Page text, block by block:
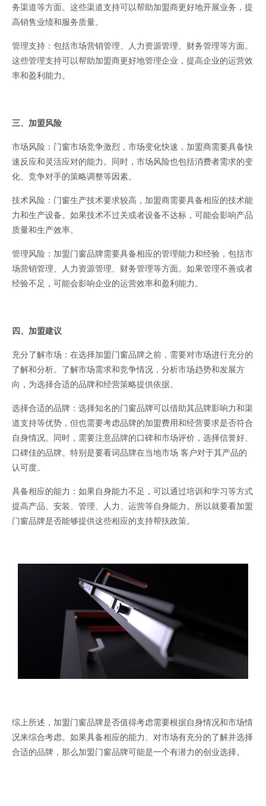
务渠道等方面。这些渠道支持可以帮助加盟商更好地开展业务，提
高销售业绩和服务质量。
管理支持：包括市场营销管理、人力资源管理、财务管理等方面。
这些管理支持可以帮助加盟商更好地管理企业，提高企业的运营效
率和盈利能力。
三、加盟风险
市场风险：门窗市场竞争激烈，市场变化快速，加盟商需要具备快
速反应和灵活应对的能力。同时，市场风险也包括消费者需求的变
化、竞争对手的策略调整等因素。
技术风险：门窗生产技术要求较高，加盟商需要具备相应的技术能
力和生产设备。如果技术不过关或者设备不达标，可能会影响产品
质量和生产效率。
管理风险：加盟门窗品牌需要具备相应的管理能力和经验，包括市
场营销管理、人力资源管理、财务管理等方面。如果管理不善或者
经验不足，可能会影响企业的运营效率和盈利能力。
四、加盟建议
充分了解市场：在选择加盟门窗品牌之前，需要对市场进行充分的
了解和分析。了解市场需求和竞争情况，分析市场趋势和发展方
向，为选择合适的品牌和经营策略提供依据。
选择合适的品牌：选择知名的门窗品牌可以借助其品牌影响力和渠
道支持等优势，但也需要考虑品牌的加盟费用和经营要求是否符合
自身情况。同时，需要注意品牌的口碑和市场评价，选择信誉好、
口碑佳的品牌。特别是要看词品牌在当地市场 客户对于其产品的
认可度。
具备相应的能力：如果自身能力不足，可以通过培训和学习等方式
提高产品、安装、管理、人力、运营等自身能力。所以就要看加盟
门窗品牌是否能够提供这些相应的支持帮扶政策。
综上所述，加盟门窗品牌是否值得考虑需要根据自身情况和市场情
况来综合考虑。如果具备相应的能力、对市场有充分的了解并选择
合适的品牌，那么加盟门窗品牌可能是一个有潜力的创业选择。